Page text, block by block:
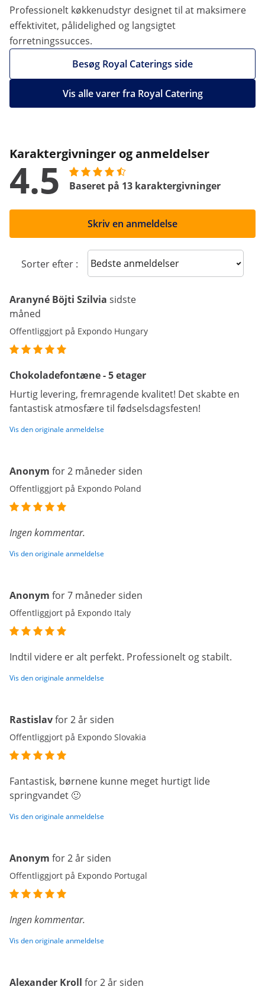
Professionelt køkkenudstyr designet til at maksimere
effektivitet, pålidelighed og langsigtet
forretningssucces.
Besøg Royal Caterings side
Vis alle varer fra Royal Catering
Karaktergivninger og anmeldelser
4.5 Baseret på 13 karaktergivninger
Skriv en anmeldelse
Sorter efter : Sort reviews
Aranyné Böjti Szilvia sidste
måned
Offentliggjort på Expondo Hungary
Chokoladefontæne - 5 etager
Hurtig levering, fremragende kvalitet! Det skabte en
fantastisk atmosfære til fødselsdagsfesten!
Vis den originale anmeldelse
Anonym for 2 måneder siden
Offentliggjort på Expondo Poland
Ingen kommentar.
Vis den originale anmeldelse
Anonym for 7 måneder siden
Offentliggjort på Expondo Italy
Indtil videre er alt perfekt. Professionelt og stabilt.
Vis den originale anmeldelse
Rastislavfor 2 år siden
Offentliggjort på Expondo Slovakia
Fantastisk, børnene kunne meget hurtigt lide
springvandet 🙂
Vis den originale anmeldelse
Anonym for 2 år siden
Offentliggjort på Expondo Portugal
Ingen kommentar.
Vis den originale anmeldelse
Alexander Kroll for 2 år siden